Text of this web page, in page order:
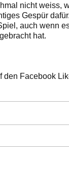
nicht weiss,
Gespür
auch wenn
hat.
den Facebook